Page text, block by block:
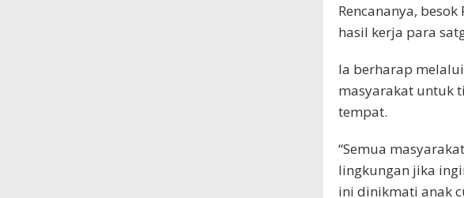
Rencananya,
hasil kerja para
Ia berharap
masyarakat untuk
tempat.
“Semua
lingkungan jika
ini dinikmati anak